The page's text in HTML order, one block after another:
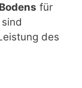
Bodens für
des